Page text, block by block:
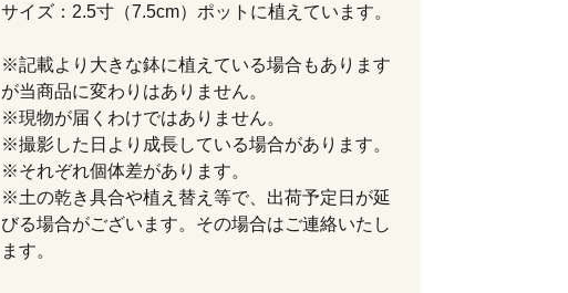
サイズ：2.5寸（7.5cm）ポットに植えています。
※記載より大きな鉢に植えている場合もあります
が当商品に変わりはありません。
※現物が届くわけではありません。
※撮影した日より成長している場合があります。
※それぞれ個体差があります。
※土の乾き具合や植え替え等で、出荷予定日が延
びる場合がございます。その場合はご連絡いたし
ます。